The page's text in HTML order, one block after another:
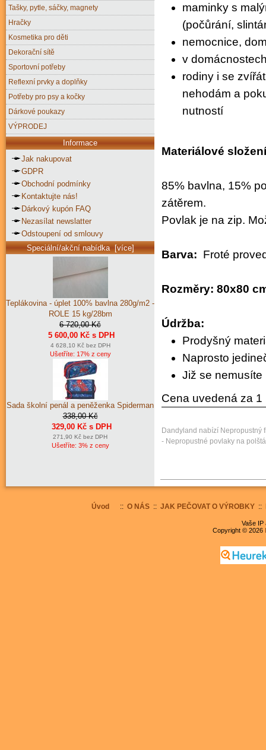
maminky s
(počůrání,
nemocnice,
v
rodiny i se
nehodám a
nutností
Materiálové
85% bavlna, 15%
zátěrem.
Povlak je na zip.
Barva: Froté
Rozměry: 80x80
Údržba:
Prodyšný
Naprosto
Již se nemusíte
Cena uvedená za 1
Dandyland nabízí Nepropustný
- Nepropustné povlaky na
Tašky, pytle, sáčky, magnety
Hračky
Kosmetika pro děti
Dekorační sítě
Sportovní potřeby
Reflexní prvky a doplňky
Potřeby pro psy a kočky
Dárkové poukazy
VÝPRODEJ
Informace
Jak nakupovat
GDPR
Obchodní podmínky
Kontaktujte nás!
Dárkový kupón FAQ
Nezasílat newslatter
Odstoupení od smlouvy
Speciální/akční nabídka [více]
Teplákovina - úplet 100% bavlna 280g/m2 -
ROLE 15 kg/28bm
6 720,00 Kč
5 600,00 Kč s DPH
4 628,10 Kč bez DPH
Ušetříte: 17% z ceny
Sada školní penál a peněženka Spiderman
338,00 Kč
329,00 Kč s DPH
271,90 Kč bez DPH
Ušetříte: 3% z ceny
Úvod :: O NÁS:: JAK PEČOVAT O VÝROBKY::
Vaše IP
Copyright © 2026